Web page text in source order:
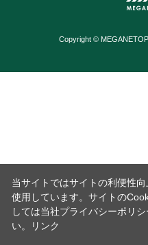
Copyright ©
当サイトではサイトの利便性
使用しています。サイトの
しては当社プライバシーポリ
い。
リンク